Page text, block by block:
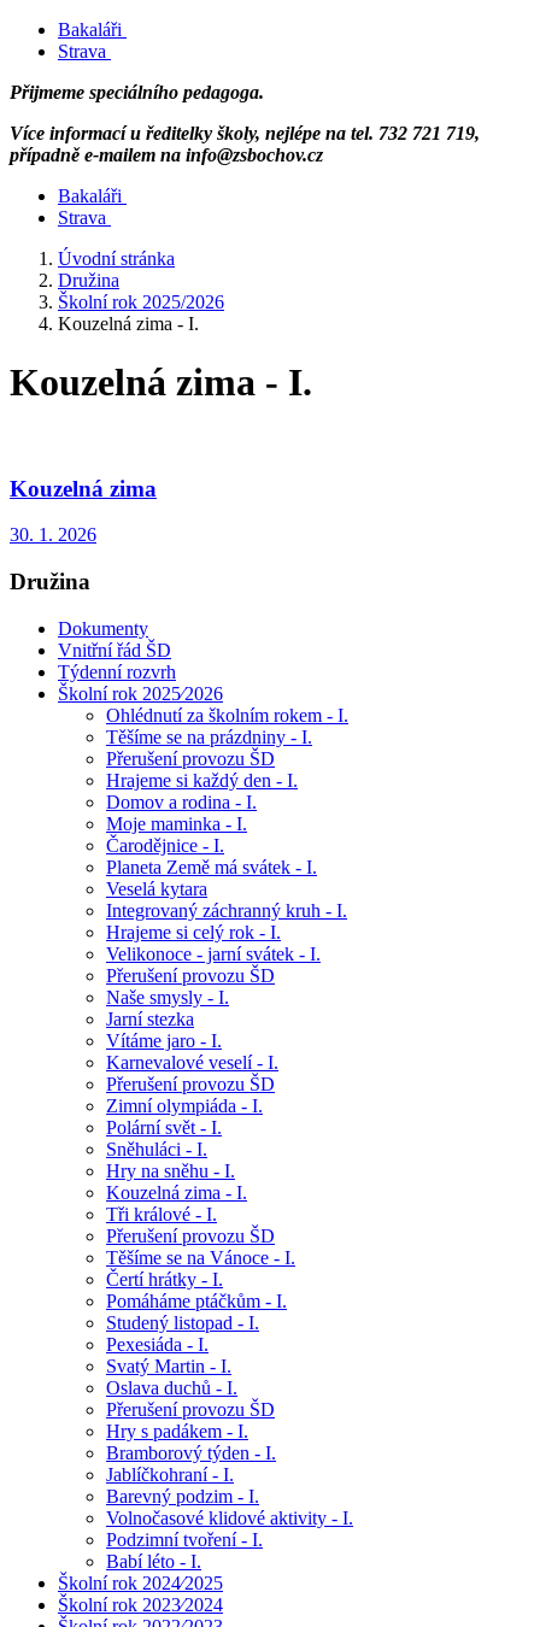
Bakaláři
Strava
Přijmeme speciálního pedagoga.
Více informací u ředitelky školy, nejlépe na tel. 732 721 719,
případně e-mailem na info@zsbochov.cz
Bakaláři
Strava
Úvodní stránka
Družina
Školní rok 2025/2026
Kouzelná zima - I.
Kouzelná zima - I.
Kouzelná zima
30. 1. 2026
Družina
Dokumenty
Vnitřní řád ŠD
Týdenní rozvrh
Školní rok 2025⁄2026
Ohlédnutí za školním rokem - I.
Těšíme se na prázdniny - I.
Přerušení provozu ŠD
Hrajeme si každý den - I.
Domov a rodina - I.
Moje maminka - I.
Čarodějnice - I.
Planeta Země má svátek - I.
Veselá kytara
Integrovaný záchranný kruh - I.
Hrajeme si celý rok - I.
Velikonoce - jarní svátek - I.
Přerušení provozu ŠD
Naše smysly - I.
Jarní stezka
Vítáme jaro - I.
Karnevalové veselí - I.
Přerušení provozu ŠD
Zimní olympiáda - I.
Polární svět - I.
Sněhuláci - I.
Hry na sněhu - I.
Kouzelná zima - I.
Tři králové - I.
Přerušení provozu ŠD
Těšíme se na Vánoce - I.
Čertí hrátky - I.
Pomáháme ptáčkům - I.
Studený listopad - I.
Pexesiáda - I.
Svatý Martin - I.
Oslava duchů - I.
Přerušení provozu ŠD
Hry s padákem - I.
Bramborový týden - I.
Jablíčkohraní - I.
Barevný podzim - I.
Volnočasové klidové aktivity - I.
Podzimní tvoření - I.
Babí léto - I.
Školní rok 2024⁄2025
Školní rok 2023⁄2024